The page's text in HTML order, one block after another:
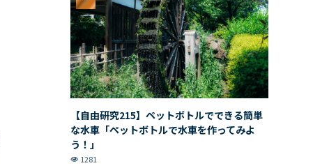
【自由研究215】ペットボトルでできる簡単
な水車「ペットボトルで水車を作ってみよ
う！」
1281